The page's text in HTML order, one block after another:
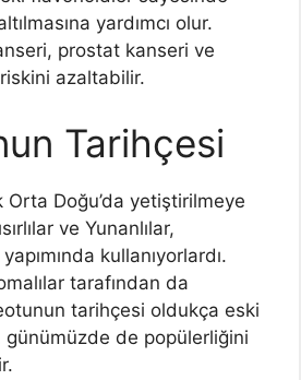
yardımcı olur.
prostat kanseri ve
azaltabilir.
Tarihçesi
Doğu’da yetiştirilmeye
ve Yunanlılar,
kullanıyorlardı.
tarafından da
tarihçesi oldukça eski
günümüzde de popülerliğini